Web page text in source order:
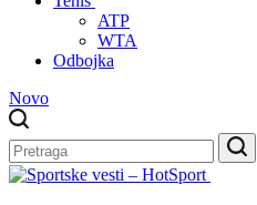
ATP
WTA
Odbojka
Novo